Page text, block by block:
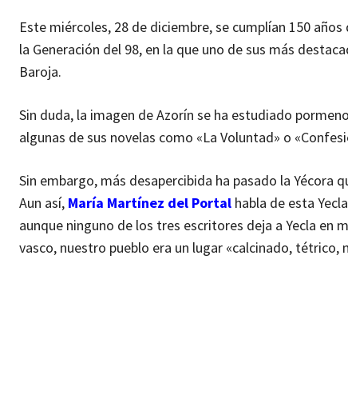
Este miércoles, 28 de diciembre, se cumplían 150
la Generación del 98, en la que uno de sus más
Baroja.
Sin duda, la imagen de Azorín se ha estudiado
algunas de sus novelas como «La Voluntad» o
Sin embargo, más desapercibida ha pasado la Yécora
Aun así, María Martínez del Portal habla de esta
aunque ninguno de los tres escritores deja a Yecla en
vasco, nuestro pueblo era un lugar «calcinado,